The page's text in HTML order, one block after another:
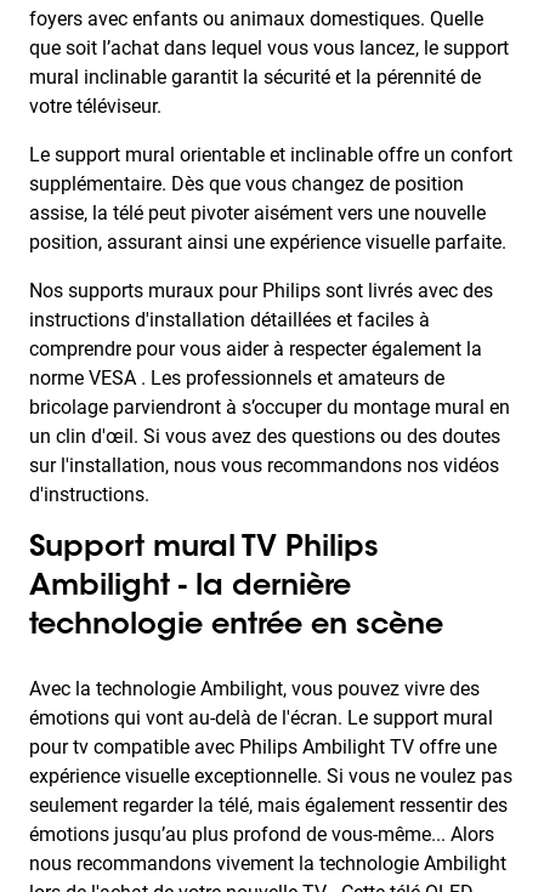
foyers avec enfants ou animaux domestiques. Quelle
que soit l’achat dans lequel vous vous lancez, le support
mural inclinable garantit la sécurité et la pérennité de
votre téléviseur.
Le support mural orientable et inclinable offre un confort
supplémentaire. Dès que vous changez de position
assise, la télé peut pivoter aisément vers une nouvelle
position, assurant ainsi une expérience visuelle parfaite.
Nos supports muraux pour Philips sont livrés avec des
instructions d'installation détaillées et faciles à
comprendre pour vous aider à respecter également la
norme VESA . Les professionnels et amateurs de
bricolage parviendront à s’occuper du montage mural en
un clin d'œil. Si vous avez des questions ou des doutes
sur l'installation, nous vous recommandons nos vidéos
d'instructions.
Support mural TV Philips
Ambilight - la dernière
technologie entrée en scène
Avec la technologie Ambilight, vous pouvez vivre des
émotions qui vont au-delà de l'écran. Le support mural
pour tv compatible avec Philips Ambilight TV offre une
expérience visuelle exceptionnelle. Si vous ne voulez pas
seulement regarder la télé, mais également ressentir des
émotions jusqu’au plus profond de vous-même... Alors
nous recommandons vivement la technologie Ambilight